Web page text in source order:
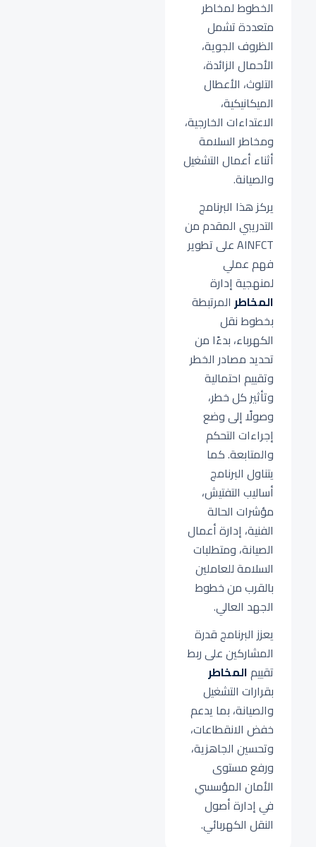
الخطوط لمخاطر
متعددة تشمل
الظروف الجوية،
الأحمال الزائدة،
التلوث، الأعطال
الميكانيكية،
الاعتداءات الخارجية،
ومخاطر السلامة
أثناء أعمال التشغيل
والصيانة.
يركز هذا البرنامج
التدريبي المقدم من
AINFCT على تطوير
فهم عملي
لمنهجية إدارة
المخاطر المرتبطة
بخطوط نقل
الكهرباء، بدءًا من
تحديد مصادر الخطر
وتقييم احتمالية
وتأثير كل خطر،
وصولًا إلى وضع
إجراءات التحكم
والمتابعة. كما
يتناول البرنامج
أساليب التفتيش،
مؤشرات الحالة
الفنية، إدارة أعمال
الصيانة، ومتطلبات
السلامة للعاملين
بالقرب من خطوط
الجهد العالي.
يعزز البرنامج قدرة
المشاركين على ربط
تقييمالمخاطر
بقرارات التشغيل
والصيانة، بما يدعم
خفض الانقطاعات،
وتحسين الجاهزية،
ورفع مستوى
الأمان المؤسسي
في إدارة أصول
النقل الكهربائي.